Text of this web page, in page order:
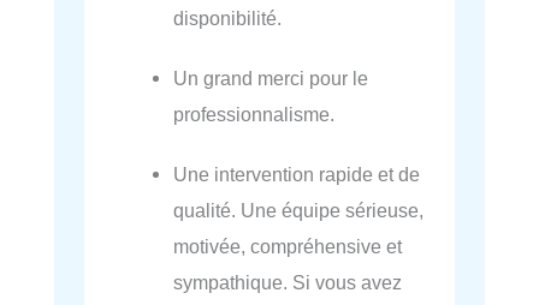
disponibilité.
Un grand merci pour le
professionnalisme.
Une intervention rapide et de
qualité. Une équipe sérieuse,
motivée, compréhensive et
sympathique. Si vous avez